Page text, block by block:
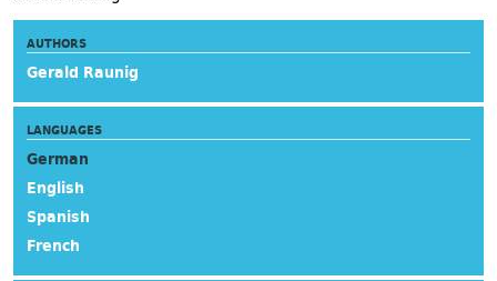
AUTHORS
Gerald Raunig
LANGUAGES
German
English
Spanish
French